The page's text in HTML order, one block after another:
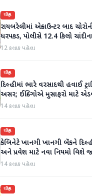
રાષ્ટ્રીય
રાયબરેલીમાં એન્કાઉન્ટર બાદ
ધરપકડ, પોલીસે 12.4 કિલો
કર્યા
12 કલાક પહેલા
રાષ્ટ્રીય
દિલ્હીમાં ભારે વરસાદથી હવાઈ
અસર; ઈન્ડિગોએ મુસાફરો માટે
કરી
14 કલાક પહેલા
રાષ્ટ્રીય
કેબિનેટે ખાનગી ખાનગી બેંકને
અને પ્રવેશ માટે નવા નિયમો વિશે
14 કલાક પહેલા
રાષ્ટ્રીય